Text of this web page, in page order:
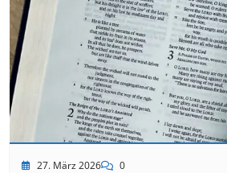
27. März 2026 0